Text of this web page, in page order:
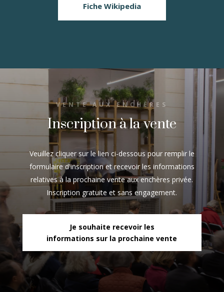
Fiche Wikipedia
VENTE AUX ENCHÈRES
Inscription à la vente
Veuillez cliquer sur le lien ci-dessous pour remplir le
formulaire d'inscription et recevoir les informations
relatives à la prochaine vente aux enchères privée.
Inscription gratuite et sans engagement.
Je souhaite recevoir les
informations sur la prochaine vente